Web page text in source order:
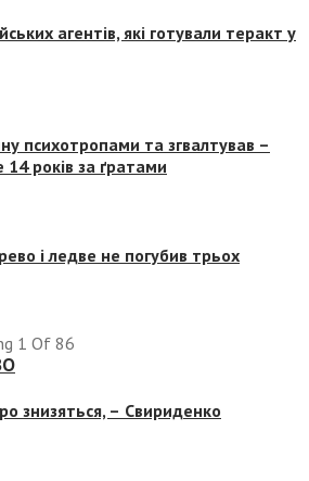
агентів, які готували теракт у
психотропами та згвалтував –
років за ґратами
і ледве не погубив трьох
1 Of 86
знизяться, – Свириденко